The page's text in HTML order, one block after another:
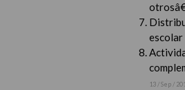
escolar
13 / Sep /